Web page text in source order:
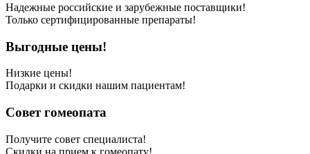
Надежные российские и зарубежные поставщики!
Только сертифицированные препараты!
Выгодные цены!
Низкие цены!
Подарки и скидки нашим пациентам!
Совет гомеопата
Получите совет специалиста!
Скидки на прием к гомеопату!